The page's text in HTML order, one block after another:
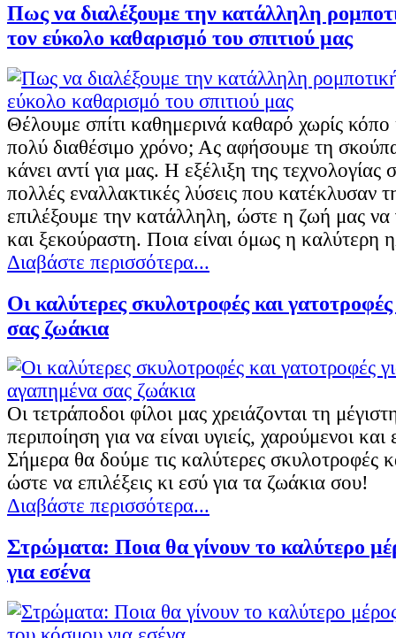
Πως να διαλέξουμε την κατάλληλη
τον εύκολο καθαρισμό του σπιτιού μας
Θέλουμε σπίτι καθημερινά καθαρό χωρίς
πολύ διαθέσιμο χρόνο; Ας αφήσουμε τη
κάνει αντί για μας. Η εξέλιξη της
πολλές εναλλακτικές λύσεις που κατέκλυσαν
επιλέξουμε την κατάλληλη, ώστε η ζωή μας να
και ξεκούραστη. Ποια είναι όμως η καλύτερη
Διαβάστε περισσότερα...
Οι καλύτερες σκυλοτροφές και
σας ζωάκια
Οι τετράποδοι φίλοι μας χρειάζονται τη
περιποίηση για να είναι υγιείς, χαρούμενοι και
Σήμερα θα δούμε τις καλύτερες σκυλοτροφές
ώστε να επιλέξεις κι εσύ για τα ζωάκια σου!
Διαβάστε περισσότερα...
Στρώματα: Ποια θα γίνουν το καλύτερο
για εσένα